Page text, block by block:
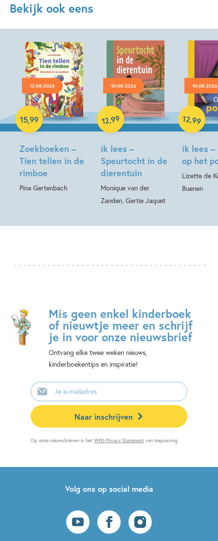
Bekijk ook eens
12-08-2026
Zoekboeken –
Tien tellen in de
rimboe
Pina Gertenbach
15,99
Hardcover
10-08-2026
ik lees –
Speurtocht in de
dierentuin
Monique van der
Zanden, Gertie Jaquet
12,99
Hardcover
10-08-2026
ik lees –
op het
Lizette de
Buenen
12,99
Hardcover
Mis geen enkel kinderboek
of nieuwtje meer en schrijf
je in voor onze nieuwsbrief
Ontvang elke twee weken nieuws,
kinderboekentips en inspiratie!
E-
mailadres
Naar inschrijven
Op onze nieuwsbrieven is hetWPG Privacy Statement van toepassing.
Volg ons op social media